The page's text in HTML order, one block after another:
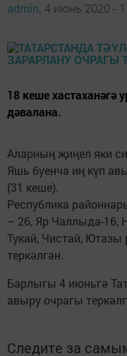
admin, 4 июнь 2020 -
18 кеше
дәвалана.
Аларның җиңел яки
Яшь буенча иң күп
(31 кеше).
Республика
– 26, Яр Чаллыда-16,
Тукай, Чистай,
теркәлгән.
Барлыгы 4 июньгә
авыру очрагы
Следите за